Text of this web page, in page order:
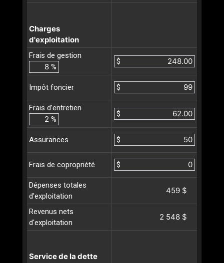
Charges
d'exploitation
Frais de gestion
%
$
Impôt foncier $
Frais d’entretien
%
$
Assurances $
Frais de copropriété $
Dépenses totales
d'exploitation
459 $
Revenus nets
d'exploitation
2 548 $
Service de la dette